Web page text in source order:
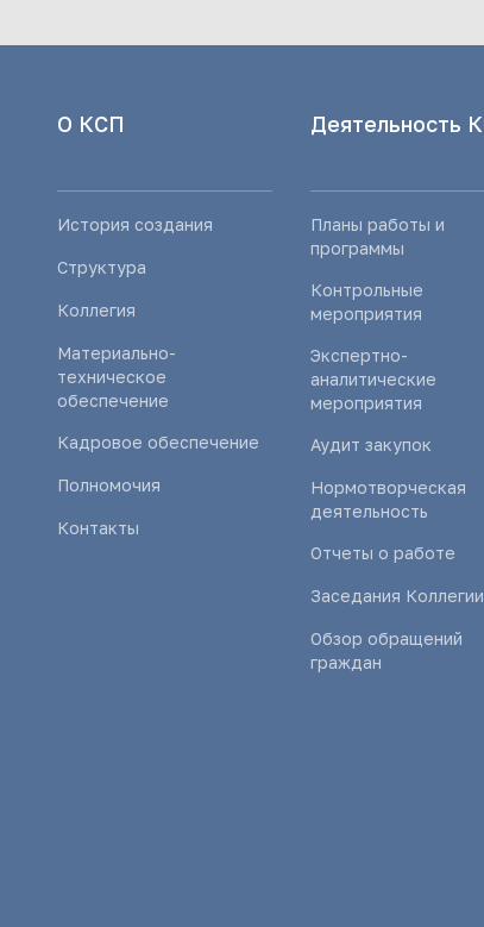
О КСП
История создания
Структура
Коллегия
Материально-
техническое
обеспечение
Кадровое обеспечение
Полномочия
Контакты
Деятельность
Планы работы и
программы
Контрольные
мероприятия
Экспертно-
аналитические
мероприятия
Аудит закупок
Нормотворческая
деятельность
Отчеты о работе
Заседания Коллегии
Обзор обращений
граждан